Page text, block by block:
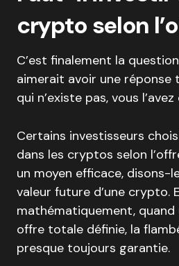
crypto selon
C’est finalement la
aimerait avoir une réponse
qui n’existe pas, vous
Certains investisseurs
dans les cryptos selon
un moyen efficace, disons-
valeur future d’une crypto.
mathématiquement,
offre totale définie, la
presque toujours garantie.